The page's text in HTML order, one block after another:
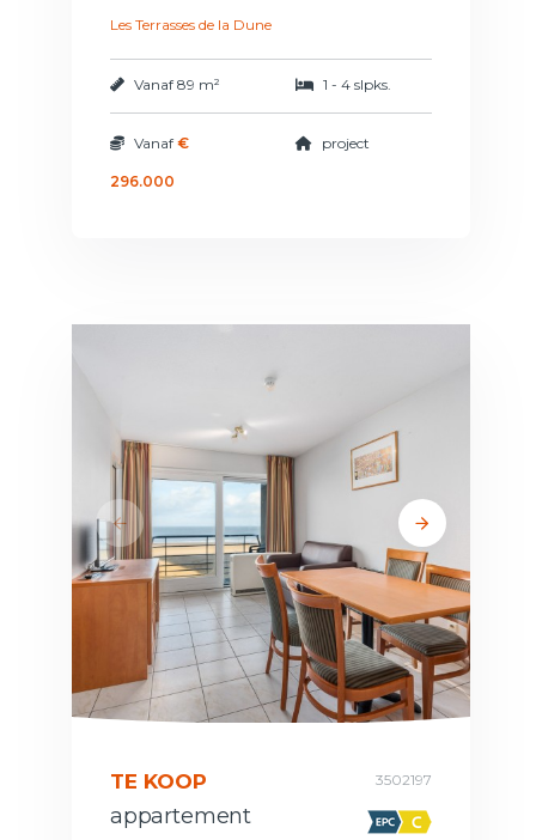
Les Terrasses de la Dune
Vanaf 89 m² 1 - 4 slpks.
Vanaf €
296.000
project
TE KOOP 3502197
appartement